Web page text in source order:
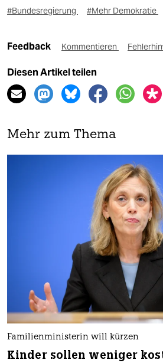
#Bundesregierung
#Mehr Demokratie
Feedback Kommentieren
Diesen Artikel teilen
Mehr zum Thema
Familienministerin will kürzen
Kinder sollen weniger